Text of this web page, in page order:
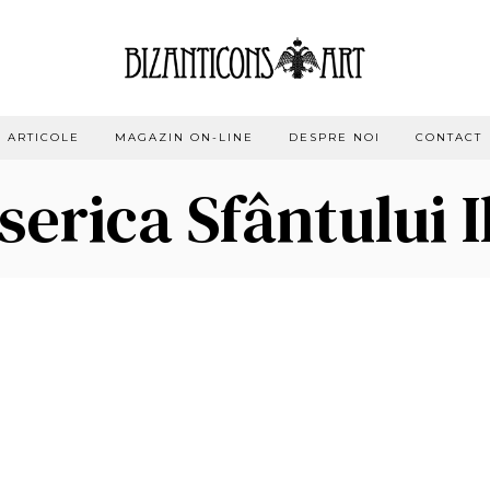
ARTICOLE MAGAZIN ON-LINE DESPRE NOI CONTACT
Sfântului